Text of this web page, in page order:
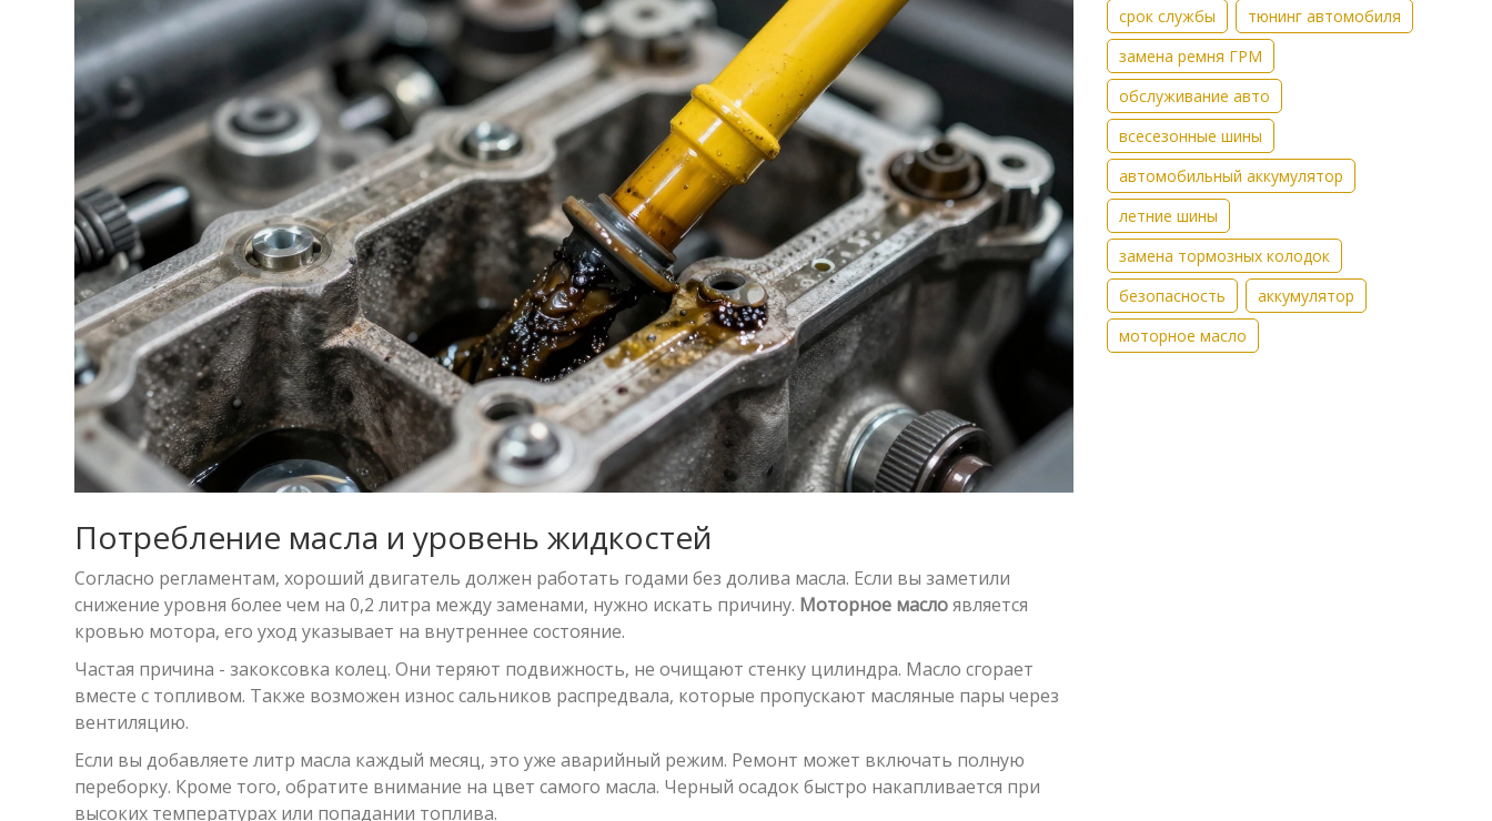
Потребление масла и уровень жидкостей
Согласно регламентам, хороший двигатель должен работать годами без долива масла. Если вы заметили
снижение уровня более чем на 0,2 литра между заменами, нужно искать причину. Моторное маслоявляется
кровью мотора, его уход указывает на внутреннее состояние.
Частая причина - закоксовка колец. Они теряют подвижность, не очищают стенку цилиндра. Масло сгорает
вместе с топливом. Также возможен износ сальников распредвала, которые пропускают масляные пары через
вентиляцию.
Если вы добавляете литр масла каждый месяц, это уже аварийный режим. Ремонт может включать полную
переборку. Кроме того, обратите внимание на цвет самого масла. Черный осадок быстро накапливается при
высоких температурах или попадании топлива.
срок службы
тюнинг автомобиля
замена ремня ГРМ
обслуживание авто
всесезонные шины
автомобильный аккумулятор
летние шины
замена тормозных колодок
безопасность
аккумулятор
моторное масло